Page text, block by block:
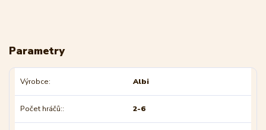
Parametry
Výrobce Albi
Počet hráčů: 2-6